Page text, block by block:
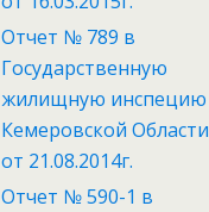
Отчет № 789 в
Государственную
жилищную инспецию
Кемеровской Области
от 21.08.2014г.
Отчет № 590-1 в